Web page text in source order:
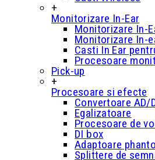
+
Monitorizare In-Ear
Monitorizare In-
Monitorizare In-
Casti In Ear
Procesoare
Pick-up
+
Procesoare si efecte
Convertoare AD/
Egalizatoare
Procesoare de
DI box
Adaptoare
Splittere de